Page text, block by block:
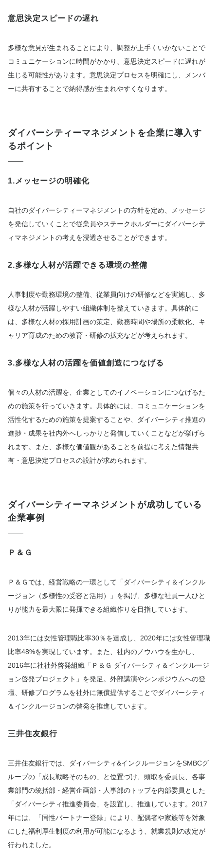
意思決定スピードの遅れ
多様な意見が生まれることにより、調整が上手くいかないことで
コミュニケーションに時間がかかり、意思決定スピードに遅れが
生じる可能性があります。意思決定プロセスを明確にし、メンバ
ーに共有することで納得感が生まれやすくなります。
ダイバーシティーマネジメントを企業に導入す
るポイント
1.メッセージの明確化
自社のダイバーシティーマネジメントの方針を定め、メッセージ
を発信していくことで従業員やステークホルダーにダイバーシテ
ィマネジメントの考えを浸透させることができます。
2.多様な人材が活躍できる環境の整備
人事制度や勤務環境の整備、従業員向けの研修などを実施し、多
様な人材が活躍しやすい組織体制を整えていきます。具体的に
は、多様な人材の採用計画の策定、勤務時間や場所の柔軟化、キ
ャリア育成のための教育・研修の拡充などが考えられます。
3.多様な人材の活躍を価値創造につなげる
個々の人材の活躍を、企業としてのイノベーションにつなげるた
めの施策を行っていきます。具体的には、コミュニケーションを
活性化するための施策を提案することや、ダイバーシティ推進の
進捗・成果を社内外へしっかりと発信していくことなどが挙げら
れます。また、多様な価値観があることを前提に考えた情報共
有・意思決定プロセスの設計が求められます。
ダイバーシティーマネジメントが成功している
企業事例
Ｐ＆Ｇ
Ｐ＆Ｇでは、経営戦略の一環として「ダイバーシティ＆インクル
ージョン（多様性の受容と活用）」を掲げ、多様な社員一人ひと
りが能力を最大限に発揮できる組織作りを目指しています。
2013年には女性管理職比率30％を達成し、2020年には女性管理職
比率48%を実現しています。また、社内のノウハウを生かし、
2016年に社社外啓発組織「Ｐ＆Ｇ ダイバーシティ＆インクルージ
ョン啓発プロジェクト」を発足。外部講演やシンポジウムへの登
壇、研修プログラムを社外に無償提供することでダイバーシティ
＆インクルージョンの啓発を推進しています。
三井住友銀行
三井住友銀行では、ダイバーシティ&インクルージョンをSMBCグ
ループの「成長戦略そのもの」と位置づけ、頭取を委員長、各事
業部門の統括部・経営企画部・人事部のトップを内部委員とした
「ダイバーシティ推進委員会」を設置し、推進しています。2017
年には、「同性パートナー登録」により、配偶者や家族等を対象
にした福利厚生制度の利用が可能になるよう、就業規則の改定が
行われました。